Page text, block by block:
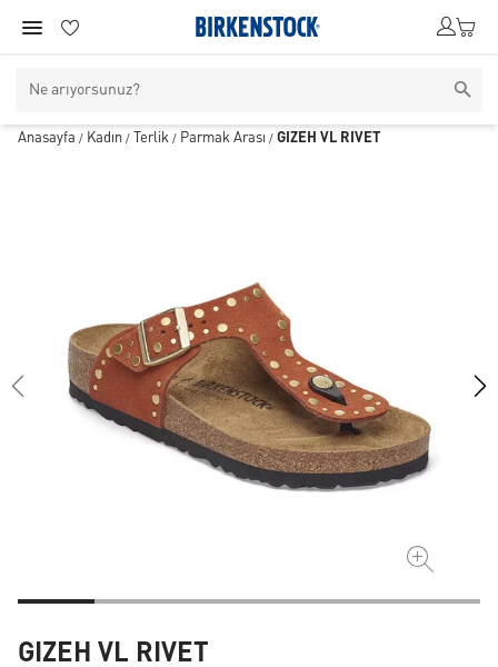
Anasayfa / Kadın / Terlik / Parmak Arası / GIZEH VL RIVET
GIZEH VL RIVET